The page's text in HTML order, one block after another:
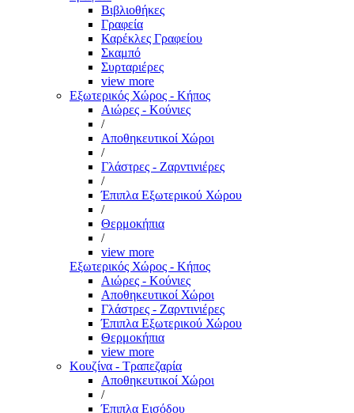
Βιβλιοθήκες
Γραφεία
Καρέκλες Γραφείου
Σκαμπό
Συρταριέρες
view more
Εξωτερικός Χώρος - Κήπος
Αιώρες - Κούνιες
/
Αποθηκευτικοί Χώροι
/
Γλάστρες - Ζαρντινιέρες
/
Έπιπλα Εξωτερικού Χώρου
/
Θερμοκήπια
/
view more
Εξωτερικός Χώρος - Κήπος
Αιώρες - Κούνιες
Αποθηκευτικοί Χώροι
Γλάστρες - Ζαρντινιέρες
Έπιπλα Εξωτερικού Χώρου
Θερμοκήπια
view more
Κουζίνα - Τραπεζαρία
Αποθηκευτικοί Χώροι
/
Έπιπλα Εισόδου